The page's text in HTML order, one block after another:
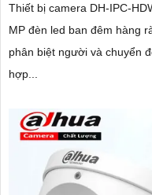
Thiết bị camera DH-IPC-
MP đèn led ban đêm hàng
phân biệt người và chuyển động Nguồn POE dễ sử
hợp...